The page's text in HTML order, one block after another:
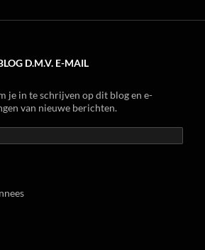
D.M.V. E-MAIL
je in te schrijven op dit blog en e-
van nieuwe berichten.